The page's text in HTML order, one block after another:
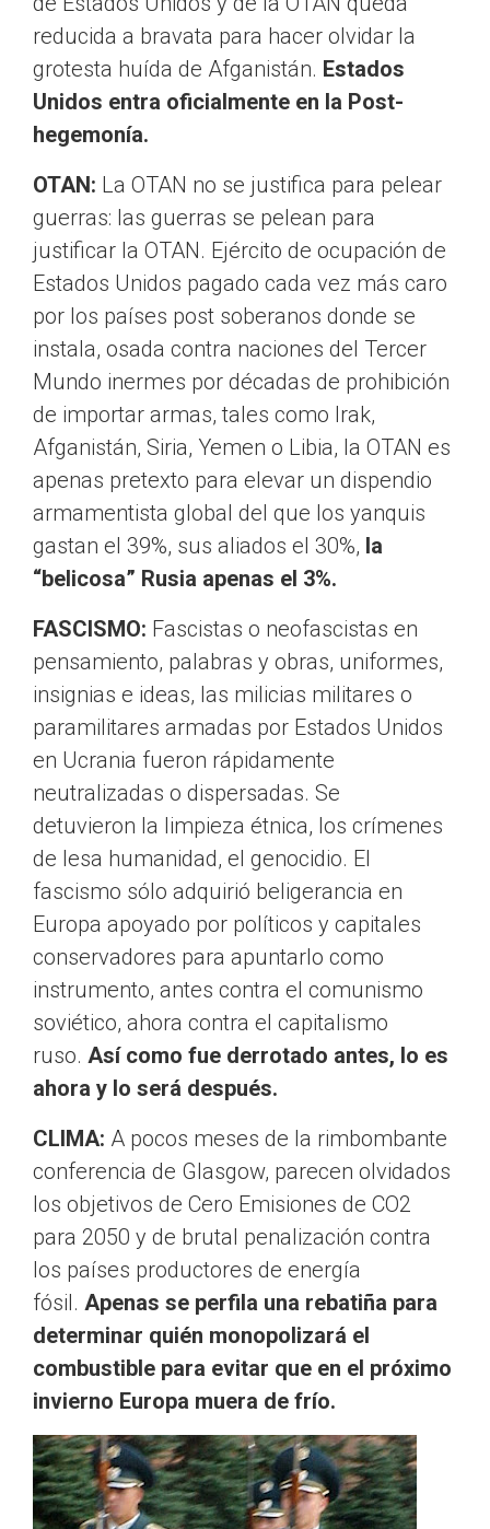
reducida a bravata para hacer olvidar la
grotesta huída de Afganistán. Estados
Unidos entra oficialmente en la Post-
hegemonía.
OTAN: La OTAN no se justifica para pelear
guerras: las guerras se pelean para
justificar la OTAN. Ejército de ocupación de
Estados Unidos pagado cada vez más caro
por los países post soberanos donde se
instala, osada contra naciones del Tercer
Mundo inermes por décadas de prohibición
de importar armas, tales como Irak,
Afganistán, Siria, Yemen o Libia, la OTAN es
apenas pretexto para elevar un dispendio
armamentista global del que los yanquis
gastan el 39%, sus aliados el 30%, la
“belicosa” Rusia apenas el 3%.
FASCISMO: Fascistas o neofascistas en
pensamiento, palabras y obras, uniformes,
insignias e ideas, las milicias militares o
paramilitares armadas por Estados Unidos
en Ucrania fueron rápidamente
neutralizadas o dispersadas. Se
detuvieron la limpieza étnica, los crímenes
de lesa humanidad, el genocidio. El
fascismo sólo adquirió beligerancia en
Europa apoyado por políticos y capitales
conservadores para apuntarlo como
instrumento, antes contra el comunismo
soviético, ahora contra el capitalismo
ruso. Así como fue derrotado antes, lo es
ahora y lo será después.
CLIMA: A pocos meses de la rimbombante
conferencia de Glasgow, parecen olvidados
los objetivos de Cero Emisiones de CO2
para 2050 y de brutal penalización contra
los países productores de energía
fósil. Apenas se perfila una rebatiña para
determinar quién monopolizará el
combustible para evitar que en el próximo
invierno Europa muera de frío.